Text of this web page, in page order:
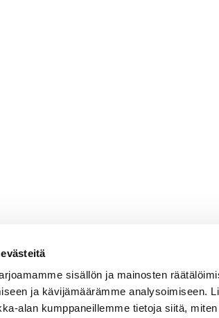
sisällön ja mainosten
ja kävijämäärämme analysoimiseen.
alan kumppaneillemme tietoja siitä,